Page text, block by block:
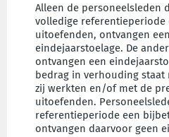
Alleen de personeelsleden
volledige
uitoefenden, ontvangen
eindejaarstoelage. De
ontvangen een
bedrag in verhouding
zij werkten en/of met de
uitoefenden.
referentieperiode een
ontvangen daarvoor geen